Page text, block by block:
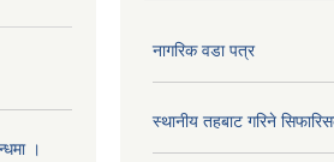
।
नागरिक वडा पत्र
स्थानीय तहबाट गरिने